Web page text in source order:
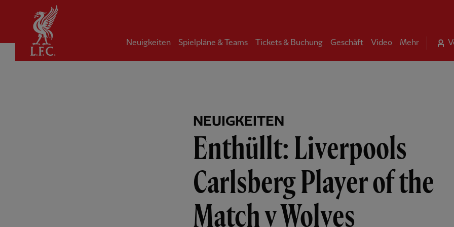
Neuigkeiten Spielpläne & Teams Tickets & Buchung Geschäft Video Mehr
NEUIGKEITEN
Enthüllt: Liverpools
Carlsberg Player of the
Match v Wolves